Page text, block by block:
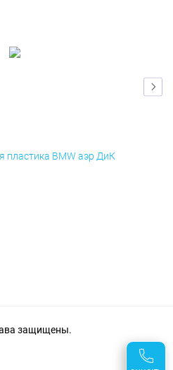
пластика BMW аэр ДиК
защищены.